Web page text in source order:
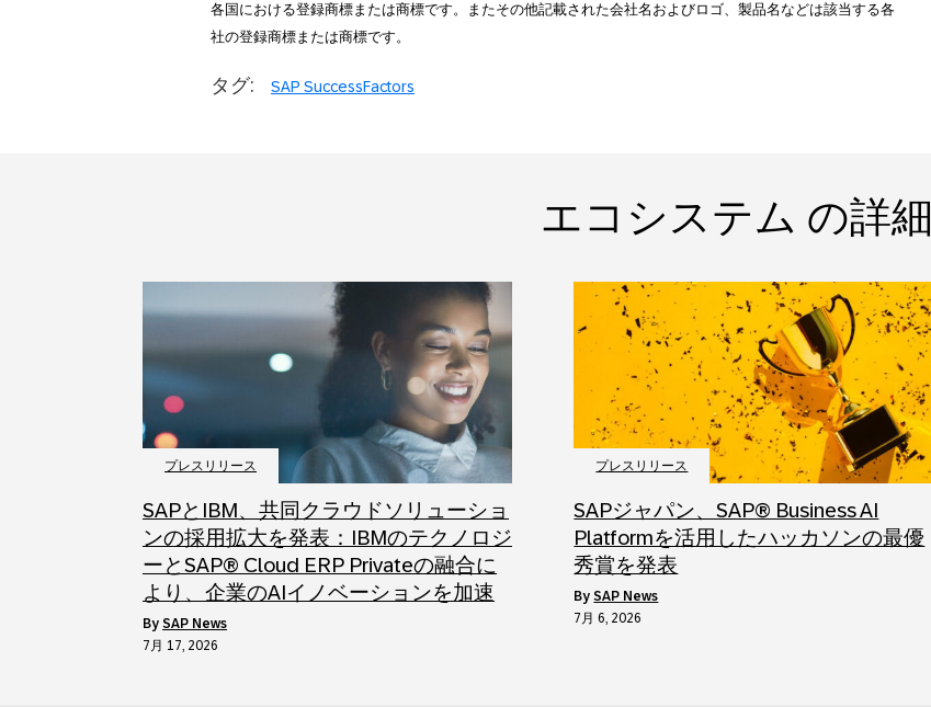
各国における登録商標または商標です。またその他記載された会社名およびロゴ、製品名などは該当する各
社の登録商標または商標です。
タグ: SAP SuccessFactors
エコシステム の詳細
プレスリリース
SAPとIBM、共同クラウドソリューショ
ンの採用拡大を発表：IBMのテクノロジ
ーとSAP® Cloud ERP Privateの融合に
より、企業のAIイノベーションを加速
by SAP News
7月 17, 2026
プレスリリース
SAPジャパン、SAP® Business AI
Platformを活用したハッカソンの最優
秀賞を発表
bySAP News
7月 6, 2026